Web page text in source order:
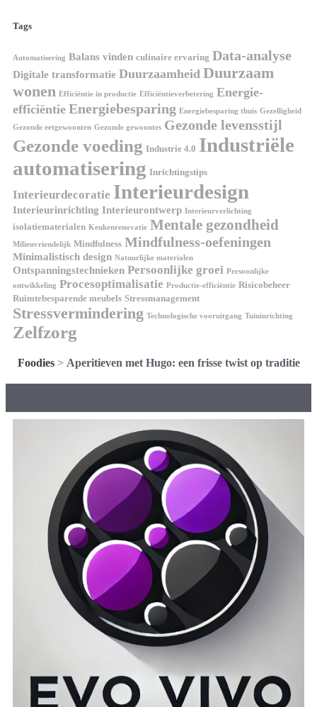
Tags
Automatisering Balans vinden culinaire ervaring Data-analyse
Digitale transformatie Duurzaamheid Duurzaam
wonen Efficiëntie in productie Efficiëntieverbetering Energie-
efficiëntie Energiebesparing Energiebesparing thuis Gezelligheid
Gezonde eetgewoonten Gezonde gewoontes Gezonde levensstijl
Gezonde voeding Industrie 4.0 Industriële
automatisering Inrichtingstips
Interieurdecoratie Interieurdesign
Interieurinrichting Interieurontwerp Interieurverlichting
isolatiematerialen Keukenrenovatie Mentale gezondheid
Milieuvriendelijk Mindfulness Mindfulness-oefeningen
Minimalistisch design Natuurlijke materialen
Ontspanningstechnieken Persoonlijke groei Persoonlijke
ontwikkeling Procesoptimalisatie Productie-efficiëntie Risicobeheer
Ruimtebesparende meubels Stressmanagement
Stressvermindering Technologische vooruitgang Tuininrichting
Zelfzorg
Foodies> Aperitieven met Hugo: een frisse twist op traditie